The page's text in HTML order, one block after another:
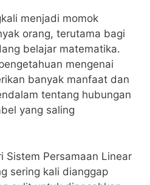
menjadi momok
orang, terutama bagi
belajar matematika.
mengenai
‌banyak manfaat dan
tentang hubungan
yang ‌saling
Sistem Persamaan Linear
sering kali dianggap